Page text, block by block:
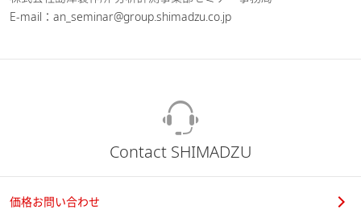
E-mail：an_seminar@group.shimadzu.co.jp
Contact SHIMADZU
価格お問い合わせ